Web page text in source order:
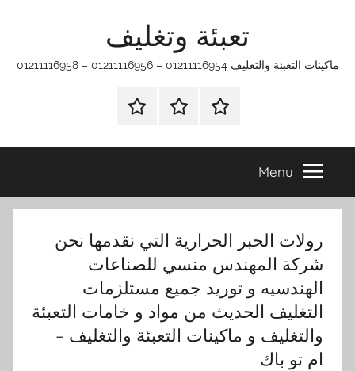
تعبئة وتغليف
ماكينات التعبئة والتغليف 01211116954 – 01211116956 – 01211116958
الرئيسيةماكينات
وتغليف
اتـصـل
في
التي
Menu
رولات الحبر الحرارية التي نقدمها نحن
شركة المهندس منسي للصناعات
الهندسيه و توريد جميع مستلزمات
التغليف الحديث من مواد و خامات التعبئة
والتغليف و ماكينات التعبئة والتغليف –
ام تو باك